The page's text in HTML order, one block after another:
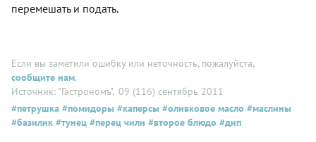
перемешать и подать.
Если вы заметили ошибку или неточность, пожалуйста,
сообщите нам.
Источник: "Гастрономъ", 09 (116) сентябрь 2011
#петрушка #помидоры #каперсы #оливковое масло #маслины
#базилик #тунец #перец чили #второе блюдо #дип